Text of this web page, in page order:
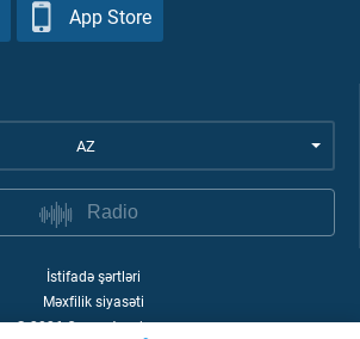
App Store
AZ
Radio
İstifadə şərtləri
Məxfilik siyasəti
©2026Quran Academy